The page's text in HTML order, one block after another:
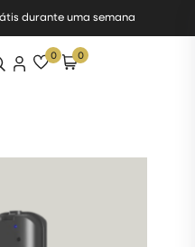
durante uma semana
0 0